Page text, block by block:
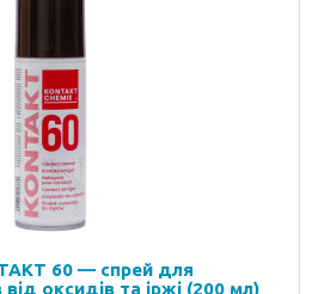
60 — спрей для
оксидів та іржі (200 мл)